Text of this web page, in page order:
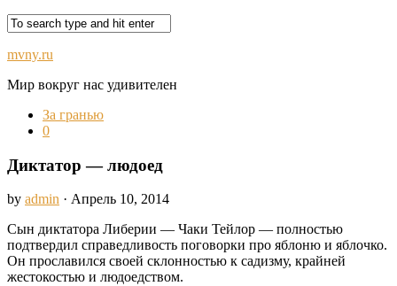
mvny.ru
Мир вокруг нас удивителен
За гранью
0
Диктатор — людоед
by admin · Апрель 10, 2014
Сын диктатора Либерии — Чаки Тейлор — полностью
подтвердил справедливость поговорки про яблоню и яблочко.
Он прославился своей склонностью к садизму, крайней
жестокостью и людоедством.